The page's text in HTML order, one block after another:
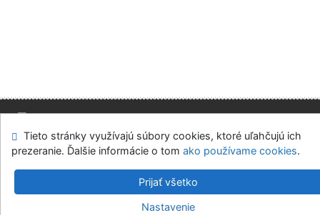
Mapa stránok Prístupnosť
Súkromie
Modul OpenSearch
Napíšte nám Nastavenie cookies
Slovenská ekonomická knižnica EU v Bratislave
v.4.8.63a-Cosmotron Slovakia, s.r.o.
Tieto stránky využívajú súbory cookies, ktoré uľahčujú ich
prezeranie. Ďalšie informácie o tom ako používame cookies.
Prijať všetko
Nastavenie